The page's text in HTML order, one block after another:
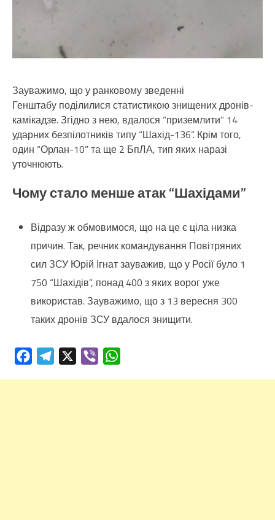
Зауважимо, що у ранковому зведенні
Генштабу поділилися статистикою знищених дронів-
камікадзе. Згідно з нею, вдалося “приземлити” 14
ударних безпілотників типу “Шахід-136”. Крім того,
один “Орлан-10” та ще 2 БпЛА, тип яких наразі
уточнюють.
Чому стало менше атак “Шахідами”
Відразу ж обмовимося, що на це є ціла низка
причин. Так, речник командування Повітряних
сил ЗСУ Юрій Ігнат зауважив, що у Росії було 1
750 “Шахідів”, понад 400 з яких ворог уже
використав. Зауважимо, що з 13 вересня 300
таких дронів ЗСУ вдалося знищити.
FacebookTelegram Viber